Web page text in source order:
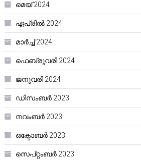
മെയ്‌ 2024
ഏപ്രിൽ 2024
മാർച്ച്‌ 2024
ഫെബ്രുവരി 2024
ജനുവരി 2024
ഡിസംബർ 2023
നവംബർ 2023
ഒക്ടോബർ 2023
സെപ്റ്റംബർ 2023